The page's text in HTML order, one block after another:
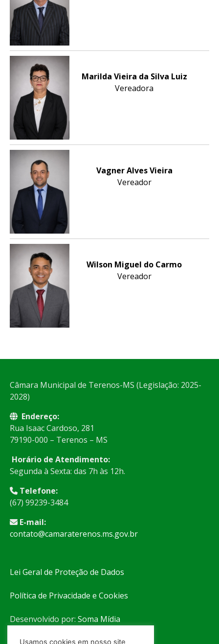
Marilda Vieira da Silva Luiz
Vereadora
Vagner Alves Vieira
Vereador
Wilson Miguel do Carmo
Vereador
Câmara Municipal de Terenos-MS (Legislação: 2025-
2028)
Endereço:
Rua Isaac Cardoso, 281
79190-000 – Terenos – MS
Horário de Atendimento:
Segunda à Sexta: das 7h às 12h.
Telefone:
(67) 99239-3484
E-mail:
contato@camaraterenos.ms.gov.br
Lei Geral de Proteção de Dados
Política de Privacidade e Cookies
Desenvolvido por: Soma Mídia
Usamos cookies em nosso site